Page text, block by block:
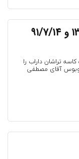
برای 13و14 مهرماه برنامه 1.5 روزه کاسه تراشان داراب را
با اتوبوس آقای مصطفی